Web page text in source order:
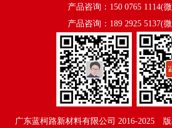
产品咨询：150 0765 1114(
产品咨询：189 2925 5137(
广东蓝柯路新材料有限公司 2016-2025©